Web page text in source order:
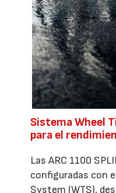
Sistema Wheel
para el
Las ARC 1100
configuradas con
System (WTS),